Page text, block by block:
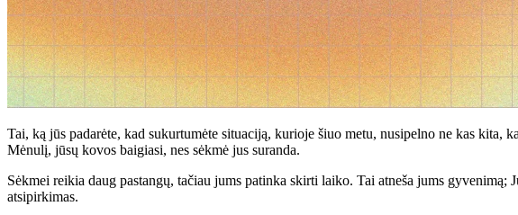
Tai, ką jūs padarėte, kad sukurtumėte situaciją, kurioje šiuo metu, nusipelno ne kas
Mėnulį, jūsų kovos baigiasi, nes sėkmė jus suranda.
Sėkmei reikia daug pastangų, tačiau jums patinka skirti laiko. Tai atneša jums
atsipirkimas.